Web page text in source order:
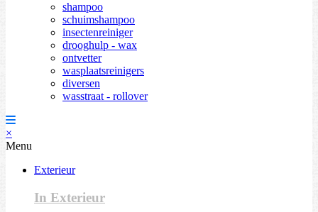
shampoo
schuimshampoo
insectenreiniger
drooghulp - wax
ontvetter
wasplaatsreinigers
diversen
wasstraat - rollover
×
Menu
Exterieur
In Exterieur